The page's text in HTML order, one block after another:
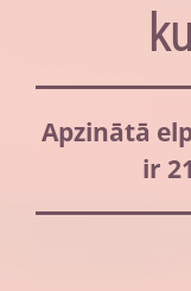
Apzinātā
ir